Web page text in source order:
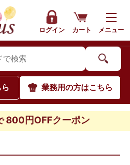
ログイン カート メニュー
業務用の方はこちら
800円OFFクーポン